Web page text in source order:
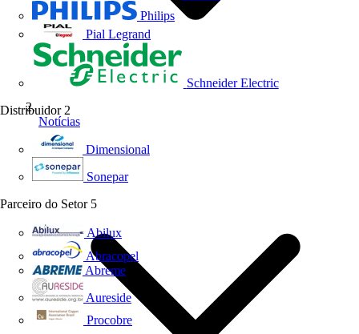
Philips
Pial Legrand
Schneider Electric
Distribuidor 2
Dimensional
Sonepar
Parceiro do Setor 5
Abilux
Abracopel
Abreme
Aureside
Procobre
Notícias